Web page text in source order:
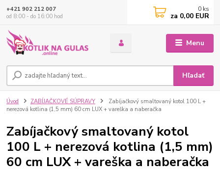
Menu
Hľadať
+421 902 212 007
od 8:00 - do 16:00 hod
0 ks
za 0,00 EUR
Úvod ZABÍJAČKOVÉ SÚPRAVY
Zabíjačkový smaltovaný kotol 100 L +
nerezová kotlina (1,5 mm) 60 cm LUX + vareška a naberačka
Zabíjačkový smaltovaný kotol
100 L + nerezová kotlina (1,5 mm)
60 cm LUX + vareška a naberačka